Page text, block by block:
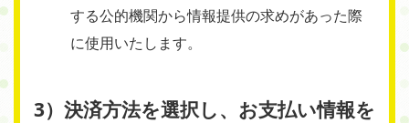
する公的機関から情報提供の求めがあった際
に使用いたします。
3）決済方法を選択し、お支払い情報を